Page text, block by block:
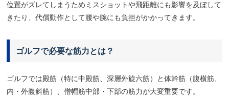
位置がズレてしまうためミスショットや飛距離にも影響を及ぼして
きたり、代償動作として腰や腕にも負担がかかってきます。
ゴルフで必要な筋力とは？
ゴルフでは殿筋（特に中殿筋、深層外旋六筋）と体幹筋（腹横筋、
内・外腹斜筋）、僧帽筋中部・下部の筋力が大変重要です。